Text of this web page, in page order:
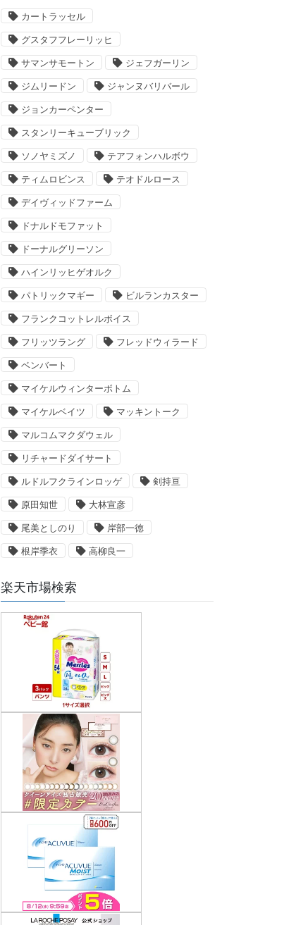
カートラッセル
グスタフフレーリッヒ
サマンサモートン ジェフガーリン
ジムリードン ジャンヌバリバール
ジョンカーペンター
スタンリーキューブリック
ソノヤミズノ テアフォンハルボウ
ティムロビンス テオドルロース
デイヴィッドファーム
ドナルドモファット
ドーナルグリーソン
ハインリッヒゲオルク
パトリックマギー ビルランカスター
フランクコットレルボイス
フリッツラング フレッドウィラード
ベンバート
マイケルウィンターボトム
マイケルベイツ マッキントーク
マルコムマクダウェル
リチャードダイサート
ルドルフクラインロッゲ 剣持亘
原田知世 大林宣彦
尾美としのり 岸部一徳
根岸季衣 高柳良一
楽天市場検索